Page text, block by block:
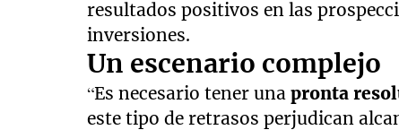
resultados positivos en las
inversiones.
Un escenario complejo
“Es necesario tener una pronta
este tipo de retrasos perjudican